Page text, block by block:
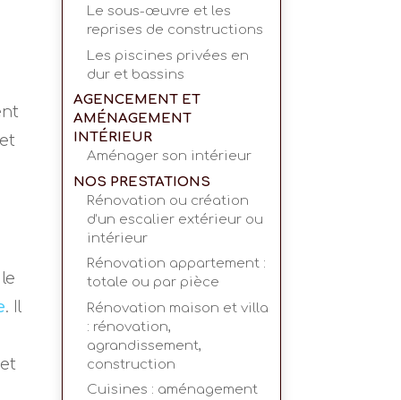
. Il
Le sous-œuvre et les
reprises de constructions
Les piscines privées en
dur et bassins
AGENCEMENT ET
AMÉNAGEMENT
INTÉRIEUR
Aménager son intérieur
NOS PRESTATIONS
Rénovation ou création
d’un escalier extérieur ou
intérieur
Rénovation appartement :
totale ou par pièce
Rénovation maison et villa
: rénovation,
agrandissement,
construction
Cuisines : aménagement